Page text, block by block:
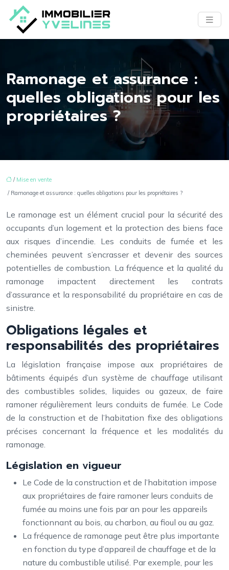
Ramonage et assurance :
quelles obligations pour les
propriétaires ?
/ Mise en vente
/ Ramonage et assurance : quelles obligations pour les propriétaires ?
Le ramonage est un élément crucial pour la sécurité des
occupants d’un logement et la protection des biens face
aux risques d’incendie. Les conduits de fumée et les
cheminées peuvent s’encrasser et devenir des sources
potentielles de combustion. La fréquence et la qualité du
ramonage impactent directement les contrats
d’assurance et la responsabilité du propriétaire en cas de
sinistre.
Obligations légales et
responsabilités des propriétaires
La législation française impose aux propriétaires de
bâtiments équipés d’un système de chauffage utilisant
des combustibles solides, liquides ou gazeux, de faire
ramoner régulièrement leurs conduits de fumée. Le Code
de la construction et de l’habitation fixe des obligations
précises concernant la fréquence et les modalités du
ramonage.
Législation en vigueur
Le Code de la construction et de l’habitation impose
aux propriétaires de faire ramoner leurs conduits de
fumée au moins une fois par an pour les appareils
fonctionnant au bois, au charbon, au fioul ou au gaz.
La fréquence de ramonage peut être plus importante
en fonction du type d’appareil de chauffage et de la
nature du combustible utilisé. Par exemple, pour les